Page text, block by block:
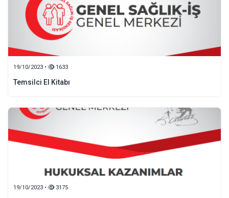
19/10/2023 • 1633
Temsilci El Kitabı
19/10/2023 • 3175